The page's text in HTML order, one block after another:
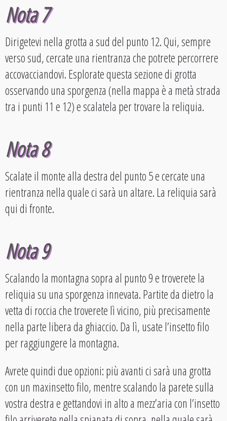
Nota 7
Dirigetevi nella grotta a sud del punto 12. Qui, sempre
verso sud, cercate una rientranza che potrete percorrere
accovacciandovi. Esplorate questa sezione di grotta
osservando una sporgenza (nella mappa è a metà strada
tra i punti 11 e 12) e scalatela per trovare la reliquia.
Nota 8
Scalate il monte alla destra del punto 5 e cercate una
rientranza nella quale ci sarà un altare. La reliquia sarà
qui di fronte.
Nota 9
Scalando la montagna sopra al punto 9 e troverete la
reliquia su una sporgenza innevata. Partite da dietro la
vetta di roccia che troverete lì vicino, più precisamente
nella parte libera da ghiaccio. Da lì, usate l’insetto filo
per raggiungere la montagna.
Avrete quindi due opzioni: più avanti ci sarà una grotta
con un maxinsetto filo, mentre scalando la parete sulla
vostra destra e gettandovi in alto a mezz’aria con l’insetto